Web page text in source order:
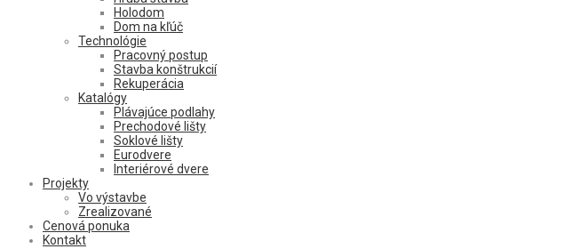
Holodom
Dom na kľúč
Technológie
Pracovný postup
Stavba konštrukcií
Rekuperácia
Katalógy
Plávajúce podlahy
Prechodové lišty
Soklové lišty
Eurodvere
Interiérové dvere
Projekty
Vo výstavbe
Zrealizované
Cenová ponuka
Kontakt